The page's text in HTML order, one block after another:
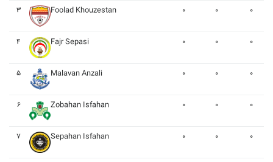
۳ Foolad Khouzestan ۰ ۰ ۰
۴ Fajr Sepasi ۰ ۰ ۰
۵ Malavan Anzali ۰ ۰ ۰
۶ Zobahan Isfahan ۰ ۰ ۰
۷ Sepahan Isfahan ۰ ۰ ۰